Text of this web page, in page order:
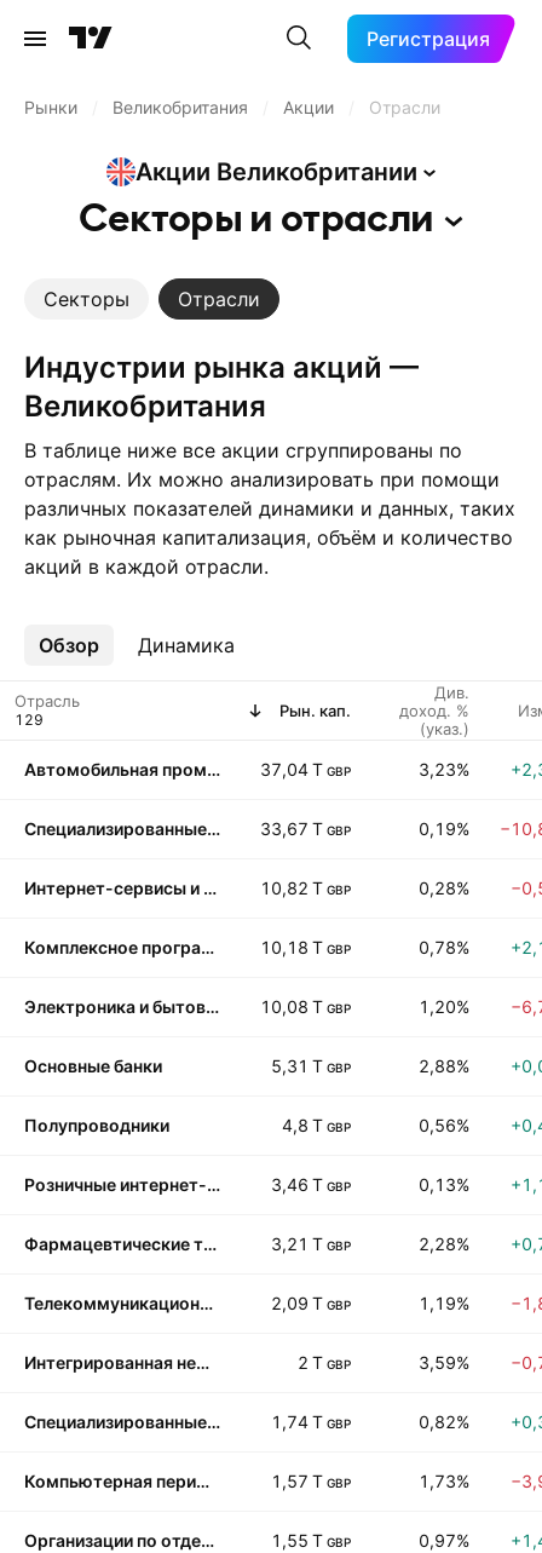
Регистрация
Рынки Великобритания Акции Отрасли
Акции Великобритании
Секторы и отрасли
Секторы Отрасли
Индустрии рынка акций —
Великобритания
В таблице ниже все акции сгруппированы по
отраслям. Их можно анализировать при помощи
различных показателей динамики и данных, таких
как рыночная капитализация, объём и количество
акций в каждой отрасли.
Обзор Динамика
Ещё
Отрасль Рын. кап.
Див.
доход. %
(указ.)
Автомобильная промышленность 37,04 T GBP 3,23%
Специализированные телекоммуникации 33,67 T GBP 0,19%
Интернет-сервисы и ПО 10,82 T GBP 0,28%
Комплексное программное обеспечение 10,18 T GBP 0,78%
Электроника и бытовая техника 10,08 T GBP 1,20%
Основные банки 5,31 T GBP 2,88%
Полупроводники 4,8 T GBP 0,56%
Розничные интернет-магазины 3,46 T GBP 0,13%
Фармацевтические товары 3,21 T GBP 2,28%
Телекоммуникационное оборудование 2,09 T GBP 1,19%
Интегрированная нефтяная промышленность 2 T GBP 3,59%
Специализированные магазины 1,74 T GBP 0,82%
Компьютерная периферия 1,57 T GBP 1,73%
Организации по отдельным медицинским направлениям 1,55 T GBP 0,97%